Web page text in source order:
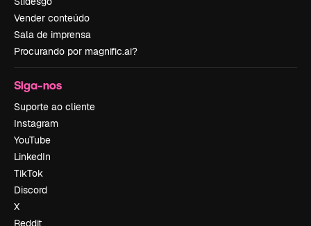
Vender conteúdo
Sala de imprensa
Procurando por magnific.ai?
Siga-nos
Suporte ao cliente
Instagram
YouTube
LinkedIn
TikTok
Discord
X
Reddit